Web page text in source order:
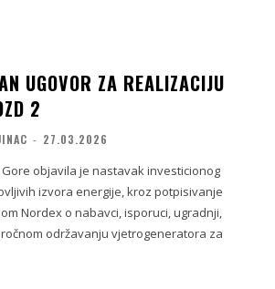
UGOVOR ZA REALIZACIJU
2
- 27.03.2026
objavila je nastavak investicionog
izvora energije, kroz potpisivanje
Nordex o nabavci, isporuci, ugradnji,
održavanju vjetrogeneratora za